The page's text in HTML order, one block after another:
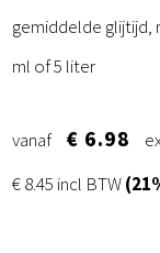
gemiddelde glijtijd,
ml of 5 liter
vanaf € 6.98
€ 8.45 incl BTW